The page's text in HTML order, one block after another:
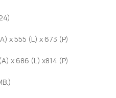
x 555 (L) x 673 (P)
x 686 (L) x814 (P)